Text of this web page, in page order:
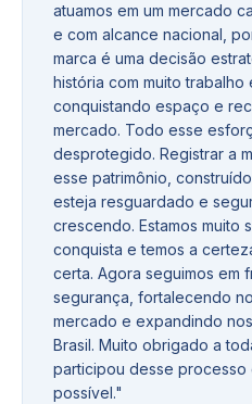
atuamos em um mercado
e com alcance nacional,
marca é uma decisão
história com muito
conquistando espaço e
mercado. Todo esse
desprotegido. Registrar a
esse patrimônio,
esteja resguardado e
crescendo. Estamos muito
conquista e temos a
certa. Agora seguimos em
segurança, fortalecendo
mercado e expandindo
Brasil. Muito obrigado a
participou desse processo
possível."